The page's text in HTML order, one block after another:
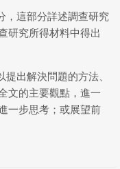
，這部分詳述調查研究
研究所得材料中得出
出解決問題的方法、
文的主要觀點，進一
一步思考；或展望前